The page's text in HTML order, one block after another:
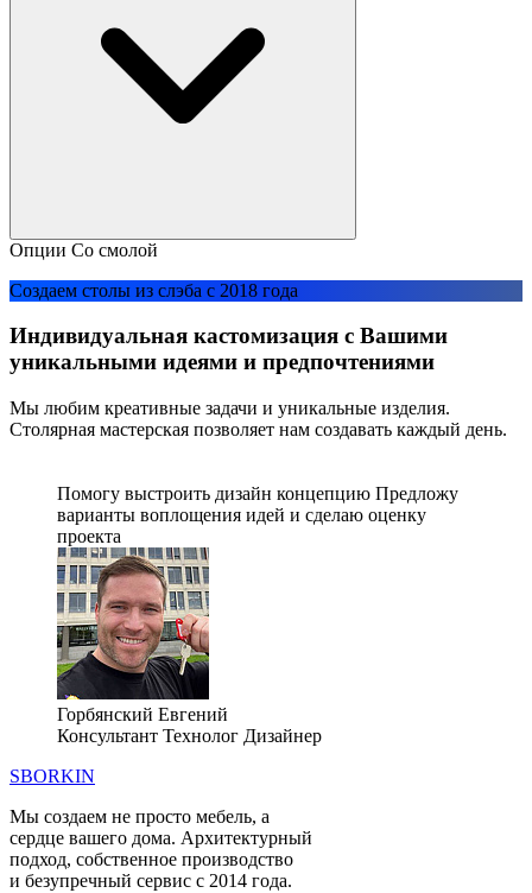
Опции Со смолой
Создаем столы из слэба с 2018 года
Индивидуальная кастомизация с Вашими
уникальными идеями и предпочтениями
Мы любим креативные задачи и уникальные изделия.
Столярная мастерская позволяет нам создавать каждый день.
Помогу выстроить дизайн концепцию Предложу
варианты воплощения идей и сделаю оценку
проекта
Горбянский Евгений
Консультант Технолог Дизайнер
SBORKIN
Мы создаем не просто мебель, а
сердце вашего дома. Архитектурный
подход, собственное производство
и безупречный сервис с 2014 года.